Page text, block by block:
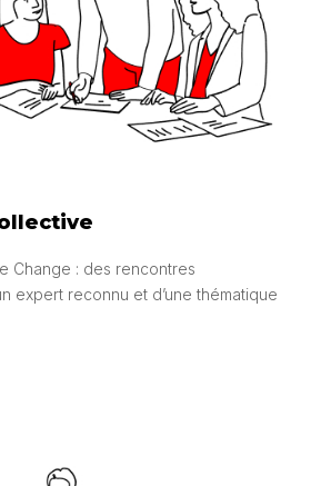
Change : des rencontres
expert reconnu et d’une thématique